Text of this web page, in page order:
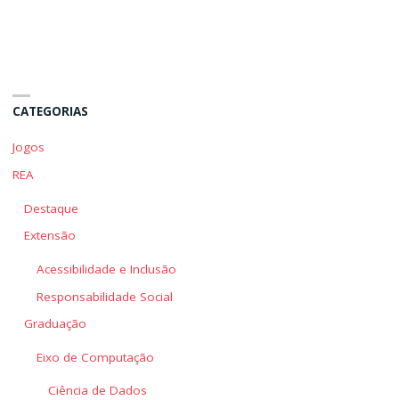
Deficiência"
CATEGORIAS
Jogos
REA
Destaque
Extensão
Acessibilidade e Inclusão
Responsabilidade Social
Graduação
Eixo de Computação
Ciência de Dados